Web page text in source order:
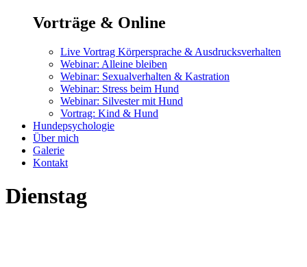
Vorträge & Online
Live Vortrag Körpersprache & Ausdrucksverhalten
Webinar: Alleine bleiben
Webinar: Sexualverhalten & Kastration
Webinar: Stress beim Hund
Webinar: Silvester mit Hund
Vortrag: Kind & Hund
Hundepsychologie
Über mich
Galerie
Kontakt
Dienstag